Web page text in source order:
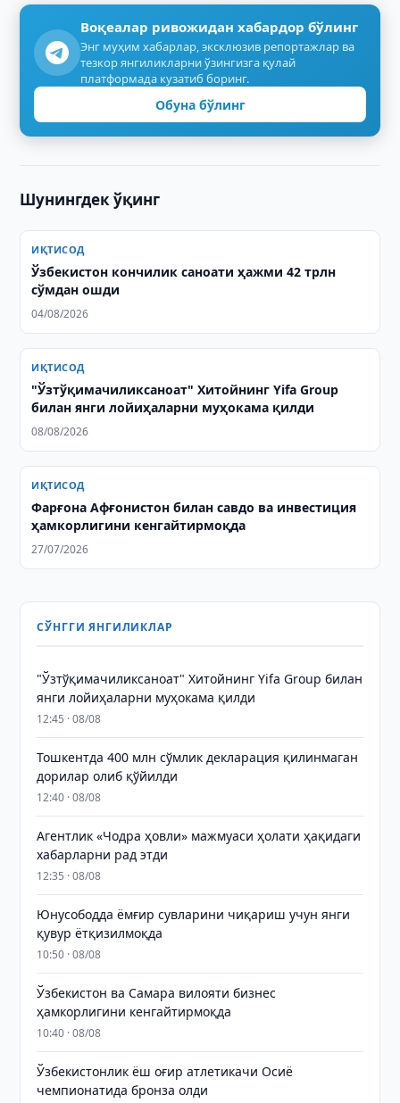
Воқеалар ривожидан хабардор бўлинг
Энг муҳим хабарлар, эксклюзив репортажлар ва
тезкор янгиликларни ўзингизга қулай
платформада кузатиб боринг.
Обуна бўлинг
Шунингдек ўқинг
ИҚТИСОД
Ўзбекистон кончилик саноати ҳажми 42 трлн
сўмдан ошди
04/08/2026
ИҚТИСОД
"Ўзтўқимачиликсаноат" Хитойнинг Yifa Group
билан янги лойиҳаларни муҳокама қилди
08/08/2026
ИҚТИСОД
Фарғона Афғонистон билан савдо ва инвестиция
ҳамкорлигини кенгайтирмоқда
27/07/2026
СЎНГГИ ЯНГИЛИКЛАР
"Ўзтўқимачиликсаноат" Хитойнинг Yifa Group билан
янги лойиҳаларни муҳокама қилди
12:45 · 08/08
Тошкентда 400 млн сўмлик декларация қилинмаган
дорилар олиб қўйилди
12:40 · 08/08
Агентлик «Чодра ҳовли» мажмуаси ҳолати ҳақидаги
хабарларни рад этди
12:35 · 08/08
Юнусободда ёмғир сувларини чиқариш учун янги
қувур ётқизилмоқда
10:50 · 08/08
Ўзбекистон ва Самара вилояти бизнес
ҳамкорлигини кенгайтирмоқда
10:40 · 08/08
Ўзбекистонлик ёш оғир атлетикачи Осиё
чемпионатида бронза олди